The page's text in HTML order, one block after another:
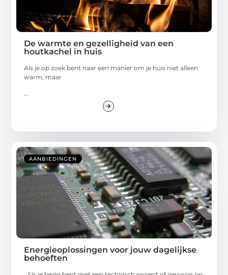
De warmte en gezelligheid van een
houtkachel in huis
Als je op zoek bent naar een manier om je huis niet alleen
warm, maar
...
AANBIEDINGEN
Energieoplossingen voor jouw dagelijkse
behoeften